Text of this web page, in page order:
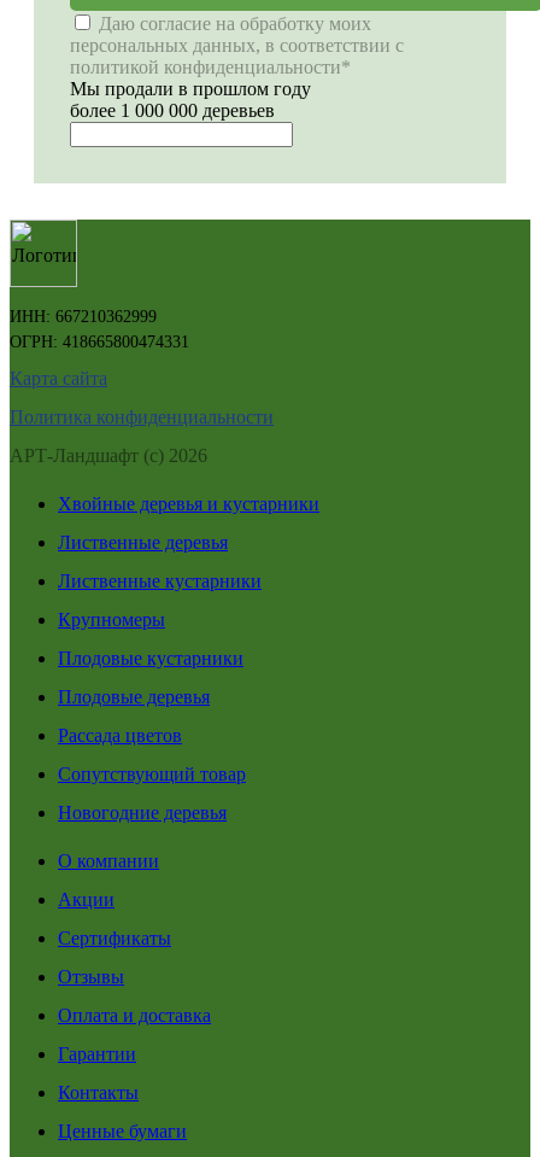
Даю согласие на обработку моих
персональных данных, в соответствии с
политикой конфиденциальности*
Мы продали в прошлом году
более 1 000 000 деревьев
ИНН: 667210362999
ОГРН: 418665800474331
Карта сайта
Политика конфиденциальности
АРТ-Ландшафт (с) 2026
Хвойные деревья и кустарники
Лиственные деревья
Лиственные кустарники
Крупномеры
Плодовые кустарники
Плодовые деревья
Рассада цветов
Сопутствующий товар
Новогодние деревья
О компании
Акции
Сертификаты
Отзывы
Оплата и доставка
Гарантии
Контакты
Ценные бумаги